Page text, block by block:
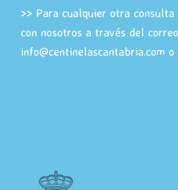
>> Para cualquier otra
con nosotros a través del
info@centinelascantabria.com